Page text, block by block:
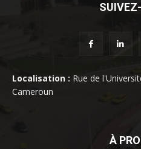
Localisation : Rue de
Cameroun
À